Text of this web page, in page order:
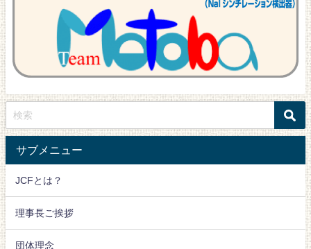
サブメニュー
JCFとは？
理事長ご挨拶
団体理念